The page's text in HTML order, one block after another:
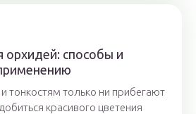
орхидей: способы и
тонкостям только ни прибегают
красивого цветения